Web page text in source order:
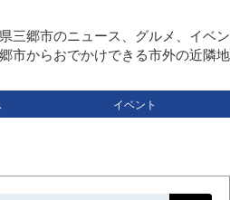
三郷市のニュース、グルメ、イベ
市からおでかけできる市外の近隣地
イベント